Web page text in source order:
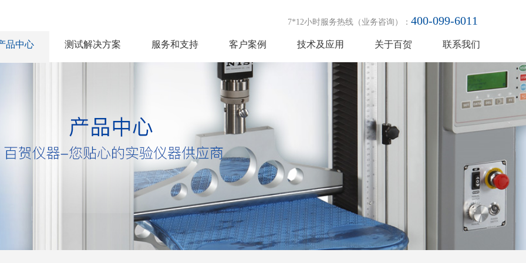
7*12小时服务热线（业务咨询）： 400-099-6011
品中心 测试解决方案 服务和支持 客户案例 技术及应用 关于百贺 联系我们